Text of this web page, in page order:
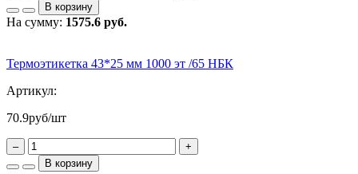
В корзину
На сумму: 1575.6 руб.
Термоэтикетка 43*25 мм 1000 эт /65 НБК
Артикул:
70.9руб/шт
–
+
В корзину